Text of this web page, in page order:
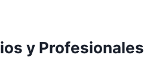
y Profesionales